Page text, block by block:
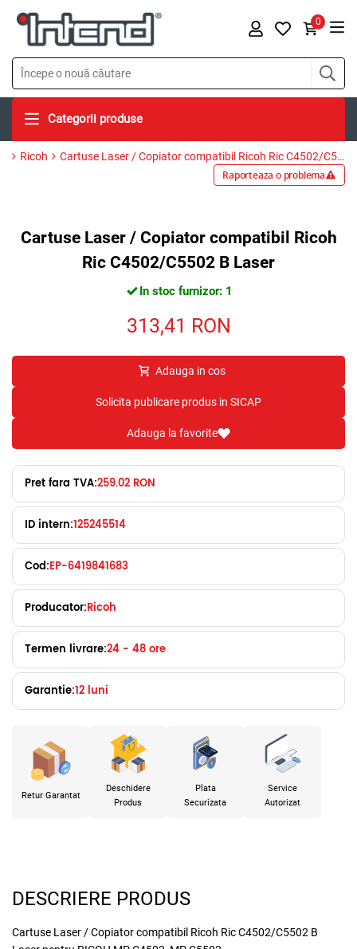
0
Categorii produse
Ricoh Cartuse Laser / Copiator compatibil Ricoh Ric C4502/C5502 B Laser
Raporteaza o problema
Cartuse Laser / Copiator compatibil Ricoh
Ric C4502/C5502 B Laser
In stoc furnizor: 1
313,41 RON
Adauga in cos
Solicita publicare produs in SICAP
Adauga la favorite
Pret fara TVA:259.02 RON
ID intern:125245514
Cod:EP-6419841683
Producator:Ricoh
Termen livrare:24 - 48 ore
Garantie:12 luni
Retur Garantat
Deschidere
Produs
Plata
Securizata
Service
Autorizat
DESCRIERE PRODUS
Cartuse Laser / Copiator compatibil Ricoh Ric C4502/C5502 B